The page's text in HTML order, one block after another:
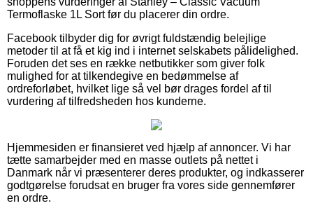
Termoflaske 1L Sort før du placerer din ordre.
Facebook tilbyder dig for øvrigt fuldstændig belejlige
metoder til at få et kig ind i internet selskabets pålidelighed.
Foruden det ses en række netbutikker som giver folk
mulighed for at tilkendegive en bedømmelse af
ordreforløbet, hvilket lige så vel bør drages fordel af til
vurdering af tilfredsheden hos kunderne.
Hjemmesiden er finansieret ved hjælp af annoncer. Vi har
tætte samarbejder med en masse outlets på nettet i
Danmark når vi præsenterer deres produkter, og indkasserer
godtgørelse forudsat en bruger fra vores side gennemfører
en ordre.